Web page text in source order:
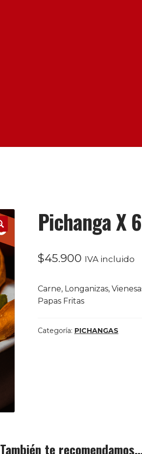
Pichanga X 6
$45.900 IVA incluido
Carne, Longanizas,
Papas Fritas
Categoría: PICHANGAS
También te